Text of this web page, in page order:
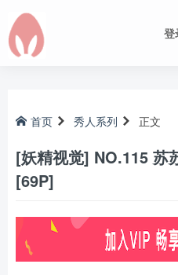
登
首页 秀人系列 正文
[妖精视觉] NO.115 苏
[69P]